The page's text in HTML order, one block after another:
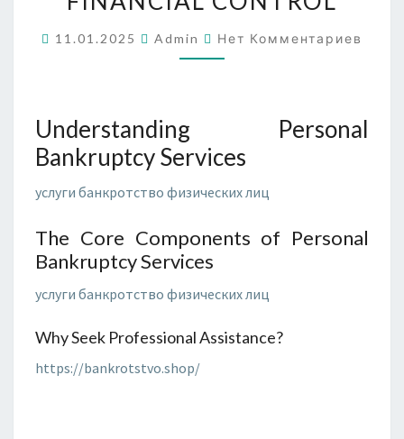
REGAIN
11.01.2025 Admin Комментарии
Нет Комментариев
Understanding Personal
Bankruptcy Services
услуги банкротство физических лиц
The Core Components of Personal
Bankruptcy Services
услуги банкротство физических лиц
Why Seek Professional Assistance?
https://bankrotstvo.shop/